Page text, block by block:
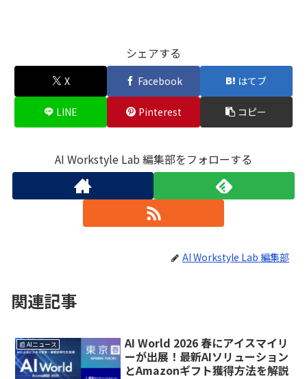
シェアする
X Facebook はてブ
LINE Pinterest コピー
AI Workstyle Lab 編集部をフォローする
AI Workstyle Lab 編集部
関連記事
📰 AIニュース
AI World 2026 春にアイスマイリ
ーが出展！最新AIソリューション
とAmazonギフト獲得方法を解説